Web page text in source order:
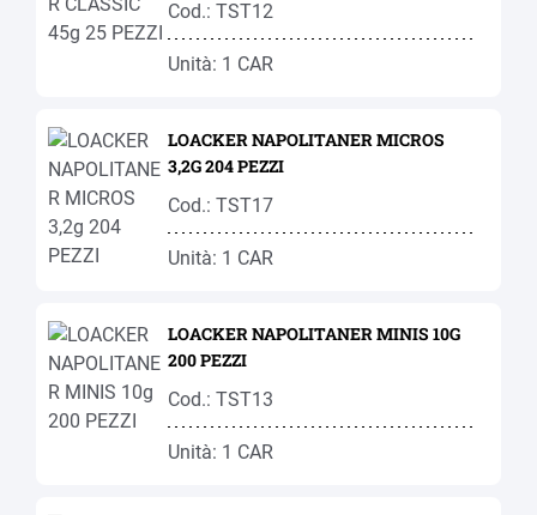
Cod.: TST12
Unità: 1 CAR
LOACKER NAPOLITANER MICROS
3,2G 204 PEZZI
Cod.: TST17
Unità: 1 CAR
LOACKER NAPOLITANER MINIS 10G
200 PEZZI
Cod.: TST13
Unità: 1 CAR